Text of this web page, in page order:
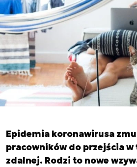
Epidemia koronawirusa
pracowników do przejścia
zdalnej. Rodzi to nowe